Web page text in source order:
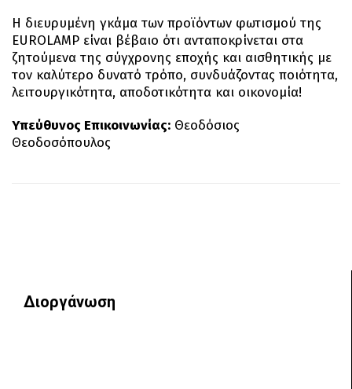
Η διευρυμένη γκάμα των προϊόντων φωτισμού της
EUROLAMP είναι βέβαιο ότι ανταποκρίνεται στα
ζητούμενα της σύγχρονης εποχής και αισθητικής με
τον καλύτερο δυνατό τρόπο, συνδυάζοντας ποιότητα,
λειτουργικότητα, αποδοτικότητα και οικονομία!
Yπεύθυνος Επικοινωνίας: Θεοδόσιος
Θεοδοσόπουλος
Διοργάνωση